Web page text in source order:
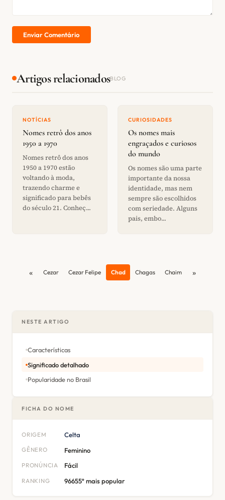
Enviar Comentário
Artigos relacionadosBLOG
NOTÍCIAS
Nomes retrô dos anos
1950 a 1970
Nomes retrô dos anos
1950 a 1970 estão
voltando à moda,
trazendo charme e
significado para bebês
do século 21. Conheç...
CURIOSIDADES
Os nomes mais
engraçados e curiosos
do mundo
Os nomes são uma parte
importante da nossa
identidade, mas nem
sempre são escolhidos
com seriedade. Alguns
pais, embo...
« Cezar Cezar Felipe Chad Chagas Chaim »
NESTE ARTIGO
Características
Significado detalhado
Popularidade no Brasil
FICHA DO NOME
ORIGEM Celta
GÊNERO Feminino
PRONÚNCIA Fácil
RANKING 96655º mais popular